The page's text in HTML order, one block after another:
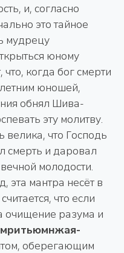
и, согласно
это тайное
мудрецу
юному
когда бог смерти
юношей,
обнял Шива-
эту молитву.
велика, что Господь
смерть и даровал
молодости.
эта мантра несёт в
что если
очищение разума и
оберегающим